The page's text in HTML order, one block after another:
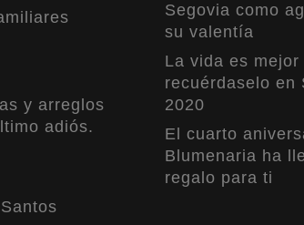
y arreglos
adiós.
Segovia como
su valentía
La vida es mejor
recuérdaselo en
2020
El cuarto
Blumenaria ha
regalo para ti